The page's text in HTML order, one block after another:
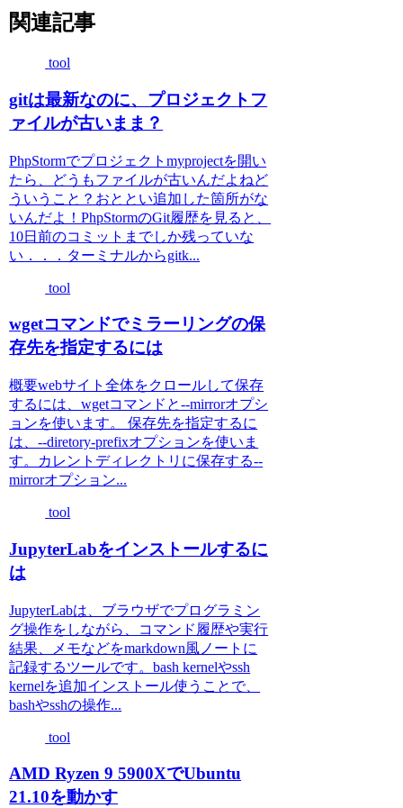
関連記事
tool
gitは最新なのに、プロジェクトフ
ァイルが古いまま？
PhpStormでプロジェクトmyprojectを開い
たら、どうもファイルが古いんだよねど
ういうこと？おととい追加した箇所がな
いんだよ！PhpStormのGit履歴を見ると、
10日前のコミットまでしか残っていな
い．．．ターミナルからgitk...
tool
wgetコマンドでミラーリングの保
存先を指定するには
概要webサイト全体をクロールして保存
するには、wgetコマンドと--mirrorオプシ
ョンを使います。 保存先を指定するに
は、--diretory-prefixオプションを使いま
す。カレントディレクトリに保存する--
mirrorオプション...
tool
JupyterLabをインストールするに
は
JupyterLabは、ブラウザでプログラミン
グ操作をしながら、コマンド履歴や実行
結果、メモなどをmarkdown風ノートに
記録するツールです。bash kernelやssh
kernelを追加インストール使うことで、
bashやsshの操作...
tool
AMD Ryzen 9 5900XでUbuntu
21.10を動かす